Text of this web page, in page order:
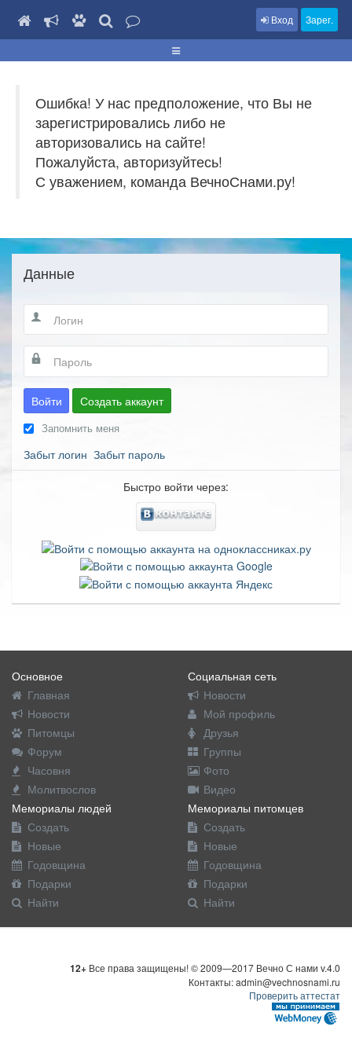
Вход Зарег.
Ошибка! У нас предположение, что Вы не
зарегистрировались либо не
авторизовались на сайте!
Пожалуйста, авторизуйтесь!
С уважением, команда ВечноСнами.ру!
Данные
Войти Создать аккаунт
Запомнить меня
Забыт логин Забыт пароль
Быстро войти через:
Основное
Главная
Новости
Питомцы
Форум
Часовня
Молитвослов
Социальная сеть
Новости
Мой профиль
Друзья
Группы
Фото
Видео
Мемориалы людей
Создать
Новые
Годовщина
Подарки
Найти
Мемориалы питомцев
Создать
Новые
Годовщина
Подарки
Найти
12+ Все права защищены! © 2009—2017 Вечно С нами v.4.0
Контакты: admin@vechnosnami.ru
Проверить аттестат